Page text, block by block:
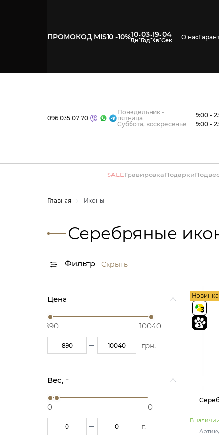
ПРОМОКОД MIS10 -10%10:03:19:03 О нас
096 035 07 70
Понедельник -
пятница
9:00 -
Суббота, воскресенье
9:00 -
SALEГравировкаПодарки
Главная Иконы
Серебряные
Фильтр Скрыть
Цена
890 10040
грн.
Вес, г
0 0
г.
Новинка!
В наличии